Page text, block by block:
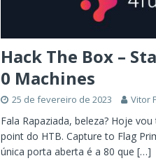
Hack The Box –
0 Machines
25 de fevereiro de 2023 Vitor
Fala Rapaziada, beleza? Hoje
point do HTB. Capture to Flag
única porta aberta é a 80 que[…]